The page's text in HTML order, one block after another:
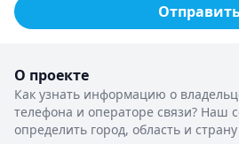
О проекте
Как узнать информацию о
телефона и операторе связи? Наш
определить город, область и